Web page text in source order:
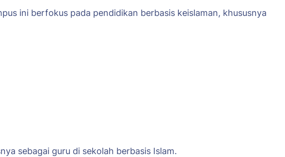
ini berfokus pada pendidikan berbasis keislaman, khususnya
sebagai guru di sekolah berbasis Islam.